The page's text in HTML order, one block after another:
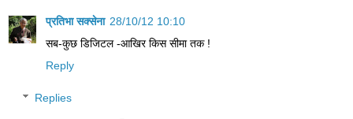
प्रतिभा सक्सेना 28/10/12 10:10
सब-कुछ डिजिटल -आखिर किस सीमा तक !
Reply
Replies